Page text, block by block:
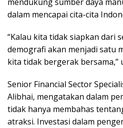
dalam mencapai cita-cita
“Kalau kita tidak siapkan dari
demografi akan menjadi satu
kita tidak bergerak bersama,”
Senior Financial Sector
Alibhai, mengatakan dalam
tidak hanya membahas
atraksi. Investasi dalam